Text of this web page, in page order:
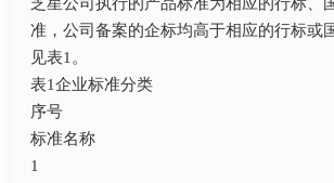
芝星公司执行的产品标准为相应的行标、
准，公司备案的企标均高于相应的行标或
见表1。
表1企业标准分类
序号
标准名称
1